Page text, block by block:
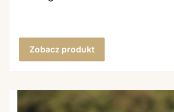
Zobacz produkt